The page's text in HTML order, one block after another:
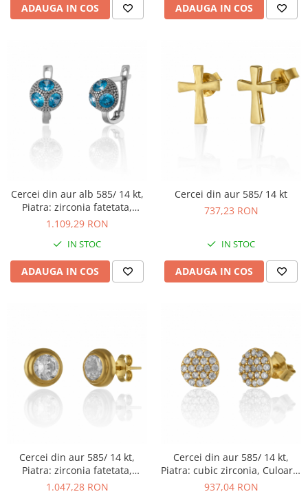
ADAUGA IN COS ADAUGA IN COS
Cercei din aur alb 585/ 14 kt,
Piatra: zirconia fatetata,
Culoare: albastru
1.109,29 RON
IN STOC
ADAUGA IN COS
Cercei din aur 585/ 14 kt
737,23 RON
IN STOC
ADAUGA IN COS
Cercei din aur 585/ 14 kt,
Piatra: zirconia fatetata,
Culoare: transparenta
1.047,28 RON
Cercei din aur 585/ 14 kt,
Piatra: cubic zirconia, Culoare:
transparenta
937,04 RON